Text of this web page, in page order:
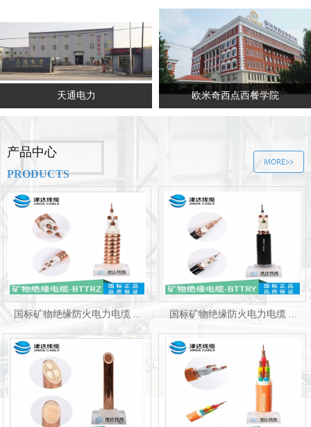
天通电力 欧米奇西点西餐学院
产品中心
PRODUCTS
MORE>>
国标矿物绝缘防火电力电缆 ... 国标矿物绝缘防火电力电缆 ...